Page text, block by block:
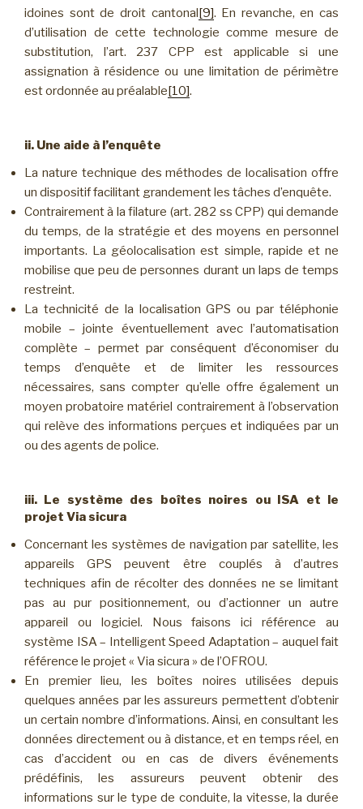
idoines sont de droit cantonal[9]. En revanche, en cas
d’utilisation de cette technologie comme mesure de
substitution, l’art. 237 CPP est applicable si une
assignation à résidence ou une limitation de périmètre
est ordonnée au préalable[10].
ii. Une aide à l’enquête
La nature technique des méthodes de localisation offre
un dispositif facilitant grandement les tâches d’enquête.
Contrairement à la filature (art. 282 ss CPP) qui demande
du temps, de la stratégie et des moyens en personnel
importants. La géolocalisation est simple, rapide et ne
mobilise que peu de personnes durant un laps de temps
restreint.
La technicité de la localisation GPS ou par téléphonie
mobile – jointe éventuellement avec l’automatisation
complète – permet par conséquent d’économiser du
temps d’enquête et de limiter les ressources
nécessaires, sans compter qu’elle offre également un
moyen probatoire matériel contrairement à l’observation
qui relève des informations perçues et indiquées par un
ou des agents de police.
iii. Le système des boîtes noires ou ISA et le
projet Via sicura
Concernant les systèmes de navigation par satellite, les
appareils GPS peuvent être couplés à d’autres
techniques afin de récolter des données ne se limitant
pas au pur positionnement, ou d’actionner un autre
appareil ou logiciel. Nous faisons ici référence au
système ISA – Intelligent Speed Adaptation – auquel fait
référence le projet « Via sicura » de l’OFROU.
En premier lieu, les boîtes noires utilisées depuis
quelques années par les assureurs permettent d’obtenir
un certain nombre d’informations. Ainsi, en consultant les
données directement ou à distance, et en temps réel, en
cas d’accident ou en cas de divers événements
prédéfinis, les assureurs peuvent obtenir des
informations sur le type de conduite, la vitesse, la durée